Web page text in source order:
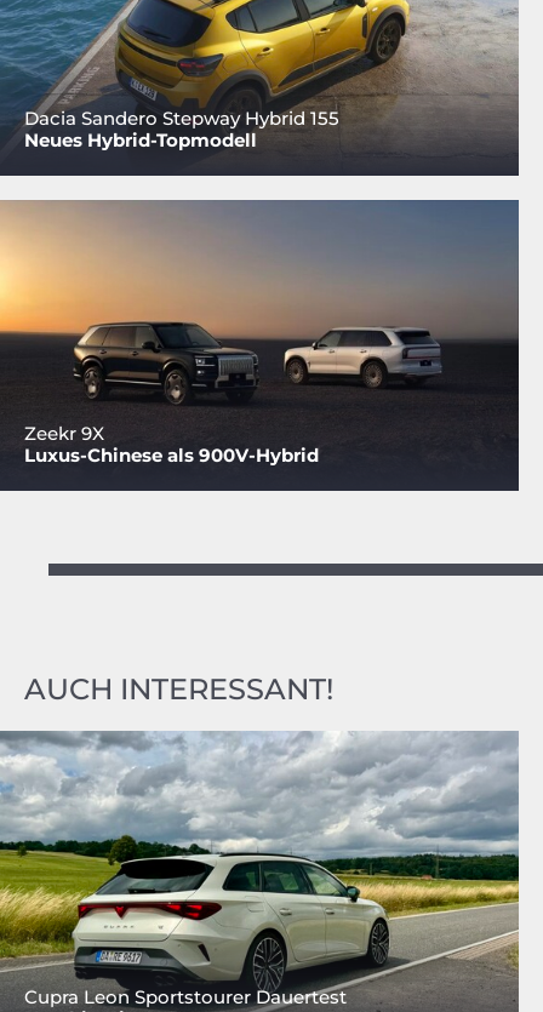
Dacia Sandero Stepway Hybrid 155
Neues Hybrid-Topmodell
Zeekr 9X
Luxus-Chinese als 900V-Hybrid
AUCH INTERESSANT!
Cupra Leon Sportstourer Dauertest